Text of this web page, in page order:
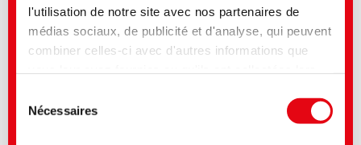
l'utilisation de notre site avec nos partenaires de
médias sociaux, de publicité et d'analyse, qui peuvent
combiner celles-ci avec d'autres informations que
à nos cookies si vous continuez à utiliser notre site
Nécessaires